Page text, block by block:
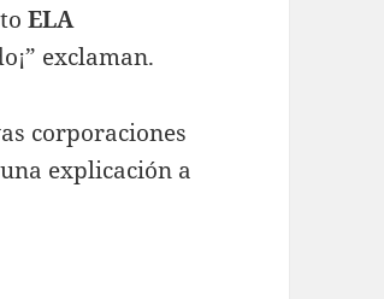
ELA
exclaman.
corporaciones
explicación a